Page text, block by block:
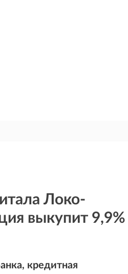
Локо-
выкупит 9,9%
кредитная